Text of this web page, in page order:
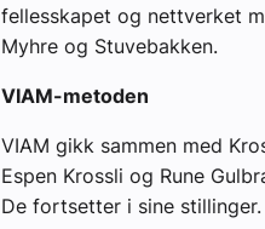
fellesskapet og nettverket
Myhre og Stuvebakken.
VIAM-metoden
VIAM gikk sammen med
Espen Krossli og Rune
De fortsetter i sine stillinger.